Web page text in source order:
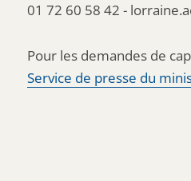
01 72 60 58 42 -
Pour les demandes de
Service de presse du